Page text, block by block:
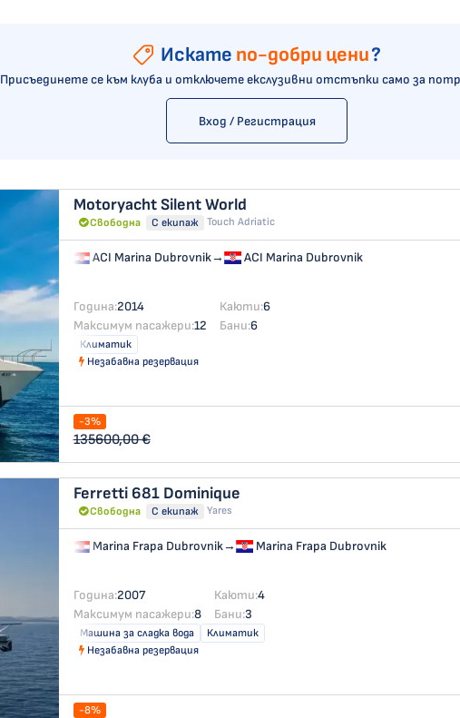
Искате по-добри цени?
Присъединете се към клуба и отключете екслузивни отстъпки само за
Вход / Регистрация
MotoryachtSilent World
Свободна С екипаж Touch Adriatic
ACI Marina Dubrovnik→ ACI Marina Dubrovnik
Година:2014 Каюти:6
Максимум пасажери:12 Бани:6
Климатик
Незабавна резервация
-3%
135600,00 €
Ferretti 681 Dominique
Свободна С екипаж Yares
Marina Frapa Dubrovnik→ Marina Frapa Dubrovnik
Година:2007 Каюти:4
Максимум пасажери:8 Бани:3
Машина за сладка вода
Климатик
Незабавна резервация
-8%